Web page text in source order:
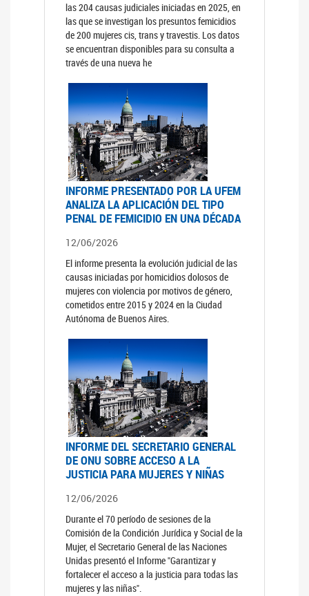
las 204 causas judiciales iniciadas en 2025, en
las que se investigan los presuntos femicidios
de 200 mujeres cis, trans y travestis. Los datos
se encuentran disponibles para su consulta a
través de una nueva he
INFORME PRESENTADO POR LA UFEM
ANALIZA LA APLICACIÓN DEL TIPO
PENAL DE FEMICIDIO EN UNA DÉCADA
12/06/2026
El informe presenta la evolución judicial de las
causas iniciadas por homicidios dolosos de
mujeres con violencia por motivos de género,
cometidos entre 2015 y 2024 en la Ciudad
Autónoma de Buenos Aires.
INFORME DEL SECRETARIO GENERAL
DE ONU SOBRE ACCESO A LA
JUSTICIA PARA MUJERES Y NIÑAS
12/06/2026
Durante el 70 período de sesiones de la
Comisión de la Condición Jurídica y Social de la
Mujer, el Secretario General de las Naciones
Unidas presentó el Informe "Garantizar y
fortalecer el acceso a la justicia para todas las
mujeres y las niñas".